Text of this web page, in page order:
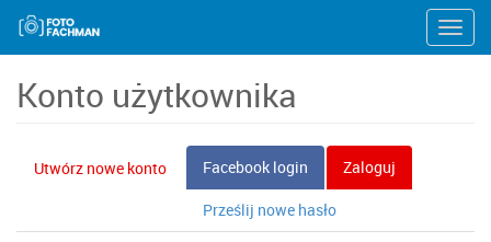
Przejdź
treści
Konto użytkownika
Karty
podstawowe
Utwórz nowe konto Facebook login Zaloguj
karta)
Prześlij nowe hasło